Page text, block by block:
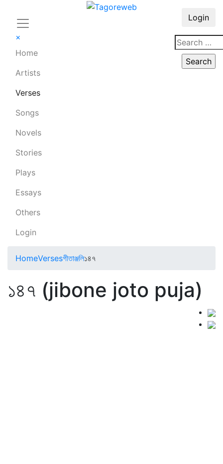
×
Home
Artists
Verses
Songs
Novels
Stories
Plays
Essays
Others
Login
Login
HomeVersesগীতাঞ্জলি১৪৭
১৪৭ (jibone joto puja)